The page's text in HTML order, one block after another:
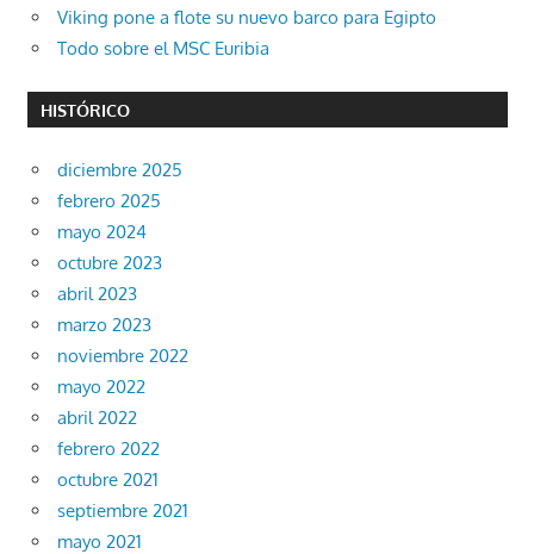
Viking pone a flote su nuevo barco para Egipto
Todo sobre el MSC Euribia
HISTÓRICO
diciembre 2025
febrero 2025
mayo 2024
octubre 2023
abril 2023
marzo 2023
noviembre 2022
mayo 2022
abril 2022
febrero 2022
octubre 2021
septiembre 2021
mayo 2021